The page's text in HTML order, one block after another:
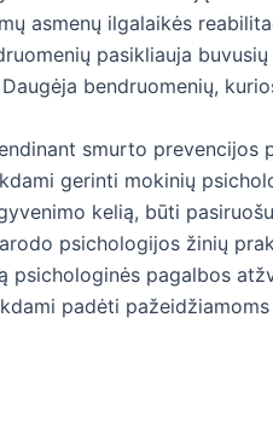
asmenų ilgalaikės
pasikliauja
bendruomenių,
smurto prevencijos
gerinti mokinių
kelią, būti
psichologijos žinių
psichologinės pagalbos
padėti